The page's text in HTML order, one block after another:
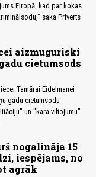
Eiropā, kad par kokas
saka Priverts
aizmuguriski
cietumsods
Tamārai Eidelmanei
gadu cietumsodu
un "kara viltojumu"
nogalināja 15
iespējams, no
agrāk